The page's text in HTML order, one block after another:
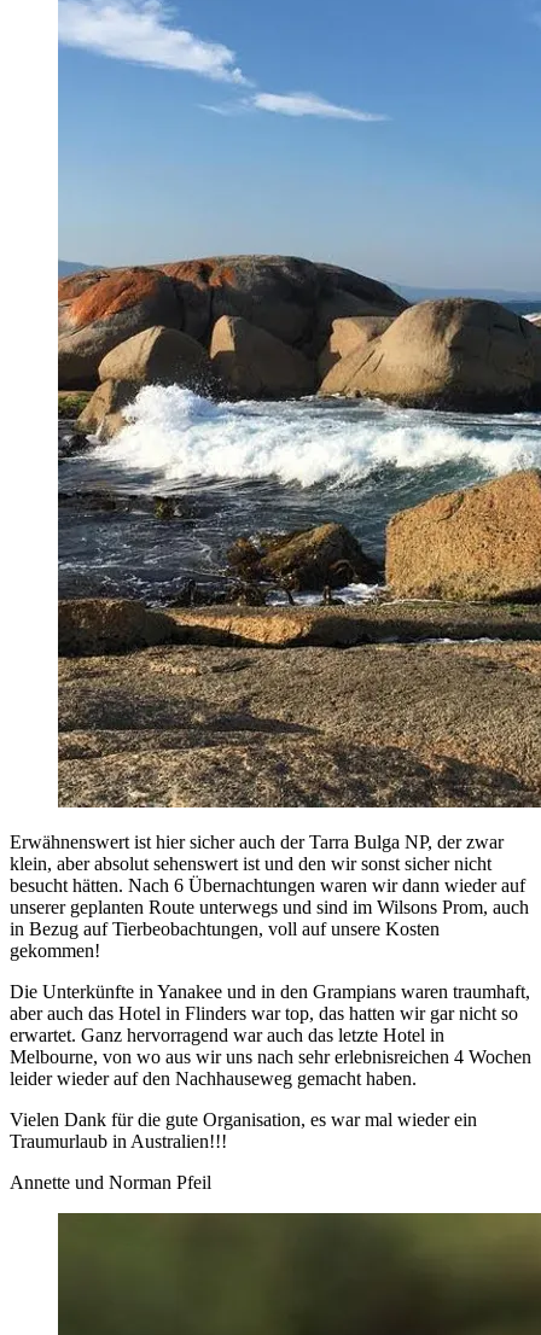
Erwähnenswert ist hier sicher auch der Tarra Bulga NP, der zwar
klein, aber absolut sehenswert ist und den wir sonst sicher nicht
besucht hätten. Nach 6 Übernachtungen waren wir dann wieder auf
unserer geplanten Route unterwegs und sind im Wilsons Prom, auch
in Bezug auf Tierbeobachtungen, voll auf unsere Kosten
gekommen!
Die Unterkünfte in Yanakee und in den Grampians waren traumhaft,
aber auch das Hotel in Flinders war top, das hatten wir gar nicht so
erwartet. Ganz hervorragend war auch das letzte Hotel in
Melbourne, von wo aus wir uns nach sehr erlebnisreichen 4 Wochen
leider wieder auf den Nachhauseweg gemacht haben.
Vielen Dank für die gute Organisation, es war mal wieder ein
Traumurlaub in Australien!!!
Annette und Norman Pfeil